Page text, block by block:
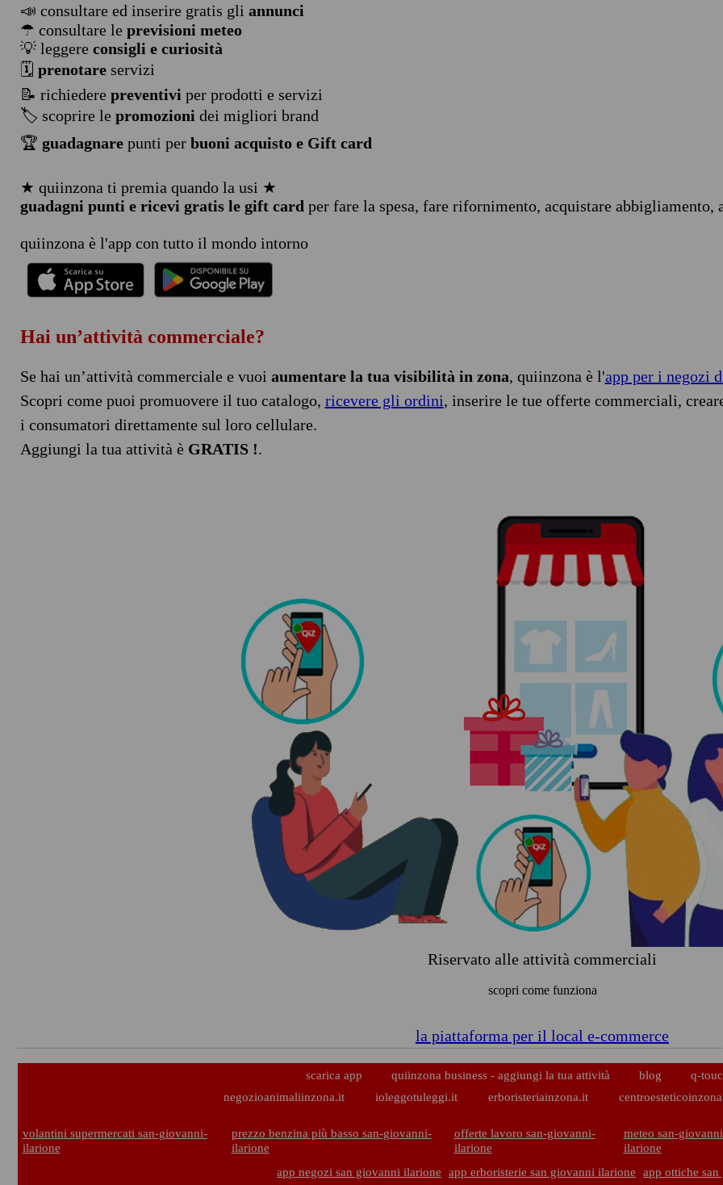
📣 consultare ed inserire gratis gli annunci
☂ consultare le previsioni meteo
💡 leggere consigli e curiosità
🗓️ prenotareservizi
📝 richiedere preventivi per prodotti e servizi
🏷️ scoprire le promozioni dei migliori brand
🏆 guadagnarepunti per buoni acquisto e Gift card
★ quiinzona ti premia quando la usi ★
guadagni punti e ricevi gratis le gift card per fare la spesa, fare rifornimento, acquistare abbigliamento,
quiinzona è l'app con tutto il mondo intorno
Hai un’attività commerciale?
Se hai un’attività commerciale e vuoi aumentare la tua visibilità in zona, quiinzona è l'app per i negozi
Scopri come puoi promuovere il tuo catalogo, ricevere gli ordini, inserire le tue offerte commerciali,
i consumatori direttamente sul loro cellulare.
Aggiungi la tua attività è GRATIS !.
Riservato alle attività commerciali
scopri come funziona
la piattaforma per il local e-commerce
scarica app quiinzona business - aggiungi la tua attività blog
q-
negozioanimaliinzona.it
ioleggotuleggi.it erboristeriainzona.it
volantini supermercati san-giovanni-
ilarione
prezzo benzina più basso san-giovanni-
ilarione
offerte lavoro san-giovanni-
ilarione
meteo san-
ilarione
app negozi san giovanni ilarione
app erboristerie san giovanni ilarione app ottiche